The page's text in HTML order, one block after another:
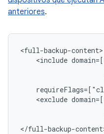
anteriores.
<include
<exclude
</full-backup-